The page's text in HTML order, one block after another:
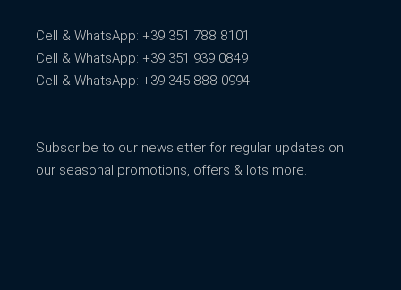
Cell & WhatsApp: +39 351 788 8101
Cell & WhatsApp: +39 351 939 0849
Cell & WhatsApp: +39 345 888 0994
Subscribe to our newsletter for regular updates on
our seasonal promotions, offers & lots more.